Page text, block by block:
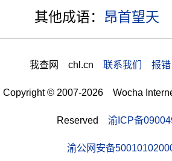
其他成语： 昂首望天
我查网 chl.cn 联系我们 报
Copyright © 2007-2026 Wocha
Reserved 渝ICP备
渝公网安备